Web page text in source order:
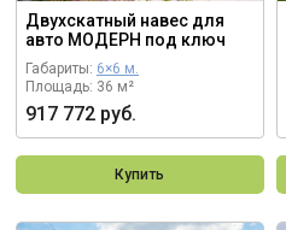
Двухскатный навес для
авто МОДЕРН под ключ
Габариты: 6×6 м.
Площадь: 36 м²
917 772 руб.
Купить